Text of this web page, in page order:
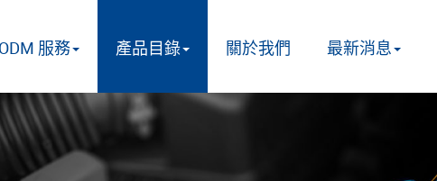
服務 產品目錄 關於我們 最新消息